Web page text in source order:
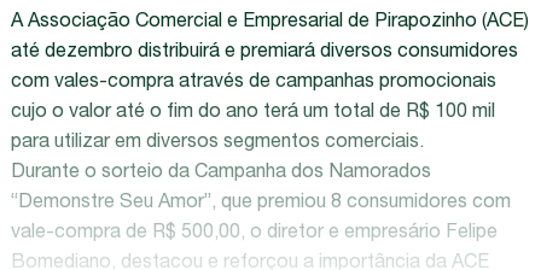
A Associação Comercial e Empresarial de Pirapozinho (ACE)
até dezembro distribuirá e premiará diversos consumidores
com vales-compra através de campanhas promocionais
cujo o valor até o fim do ano terá um total de R$ 100 mil
para utilizar em diversos segmentos comerciais.
Durante o sorteio da Campanha dos Namorados
“Demonstre Seu Amor”, que premiou 8 consumidores com
vale-compra de R$ 500,00, o diretor e empresário Felipe
Bomediano, destacou e reforçou a importância da ACE